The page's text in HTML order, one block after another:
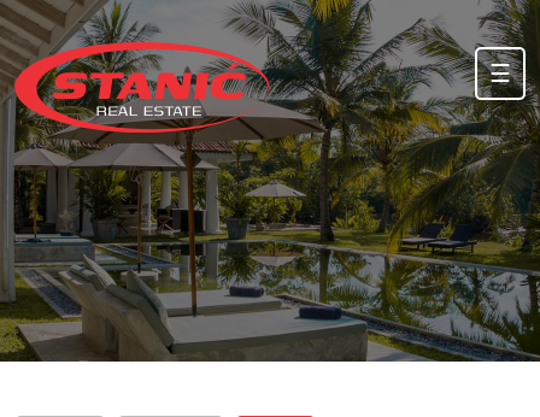
Skip to content
☰